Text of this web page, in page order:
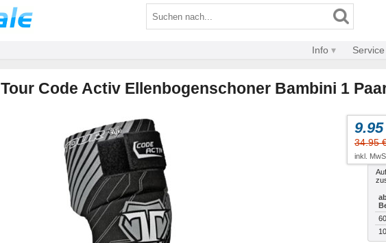
Info Service
Tour Code Activ Ellenbogenschoner Bambini 1
34.95
inkl.